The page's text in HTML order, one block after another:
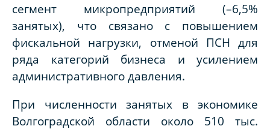
сегмент микропредприятий (–6,5%
занятых), что связано с повышением
фискальной нагрузки, отменой ПСН для
ряда категорий бизнеса и усилением
административного давления.
При численности занятых в экономике
Волгоградской области около 510 тыс.